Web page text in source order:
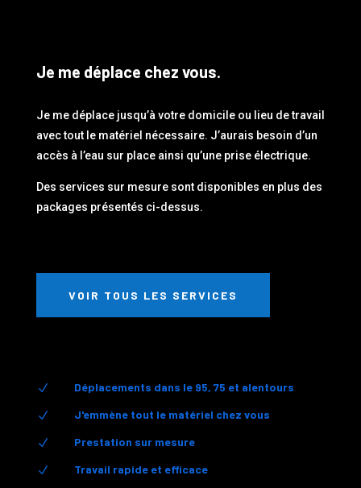
Je me déplace chez vous.
Je me déplace jusqu’à votre domicile ou lieu de travail
avec tout le matériel nécessaire. J’aurais besoin d’un
accès à l’eau sur place ainsi qu’une prise électrique.
Des services sur mesure sont disponibles en plus des
packages présentés ci-dessus.
VOIR TOUS LES SERVICES
N Déplacements dans le 95, 75 et alentours
N J'emmène tout le matériel chez vous
N Prestation sur mesure
N Travail rapide et efficace